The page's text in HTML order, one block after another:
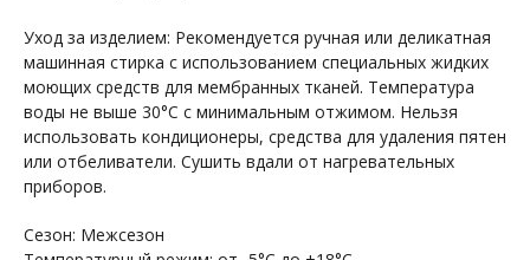
Уход за изделием: Рекомендуется ручная или деликатная
машинная стирка с использованием специальных жидких
моющих средств для мембранных тканей. Температура
воды не выше 30°С с минимальным отжимом. Нельзя
использовать кондиционеры, средства для удаления пятен
или отбеливатели. Сушить вдали от нагревательных
приборов.
Сезон: Межсезон